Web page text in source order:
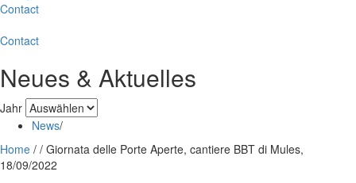
Contact
Contact
Neues & Aktuelles
Jahr
News/
Home / / Giornata delle Porte Aperte, cantiere BBT di Mules,
18/09/2022